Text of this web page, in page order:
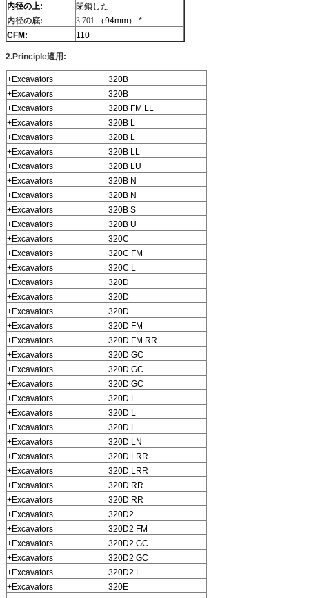
内径の上:
閉鎖した
内径の底:
3.701 （94mm） *
CFM:
110
2.Principle適用:
+Excavators
320B
+Excavators
320B
+Excavators
320B FM LL
+Excavators
320B L
+Excavators
320B L
+Excavators
320B LL
+Excavators
320B LU
+Excavators
320B N
+Excavators
320B N
+Excavators
320B S
+Excavators
320B U
+Excavators
320C
+Excavators
320C FM
+Excavators
320C L
+Excavators
320D
+Excavators
320D
+Excavators
320D
+Excavators
320D FM
+Excavators
320D FM RR
+Excavators
320D GC
+Excavators
320D GC
+Excavators
320D GC
+Excavators
320D L
+Excavators
320D L
+Excavators
320D L
+Excavators
320D LN
+Excavators
320D LRR
+Excavators
320D LRR
+Excavators
320D RR
+Excavators
320D RR
+Excavators
320D2
+Excavators
320D2 FM
+Excavators
320D2 GC
+Excavators
320D2 GC
+Excavators
320D2 L
+Excavators
320E